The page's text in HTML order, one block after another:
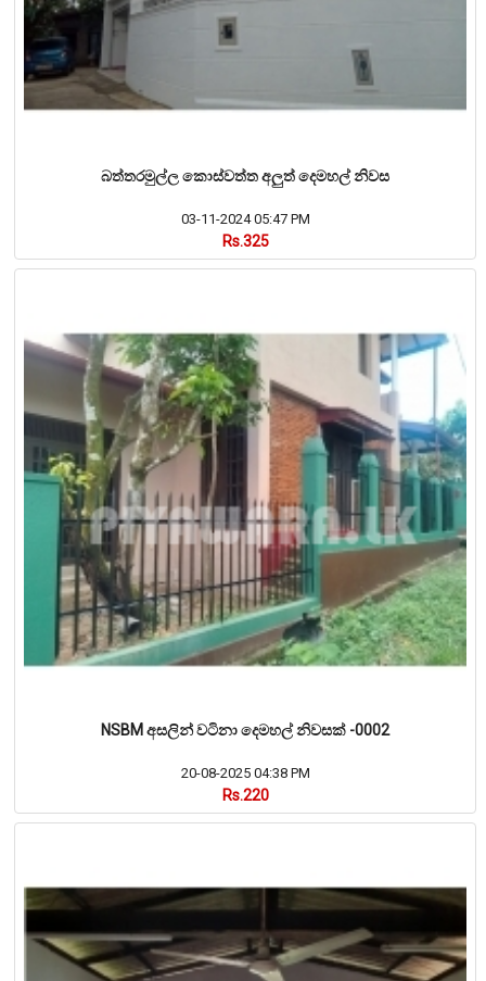
බත්තරමුල්ල කොස්වත්ත අලුත් දෙමහල් නිවස
03-11-2024 05:47 PM
Rs.325
NSBM අසලින් වටිනා දෙමහල් නිවසක් -0002
20-08-2025 04:38 PM
Rs.220